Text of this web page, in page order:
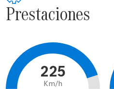
Prestaciones
225
Km/h